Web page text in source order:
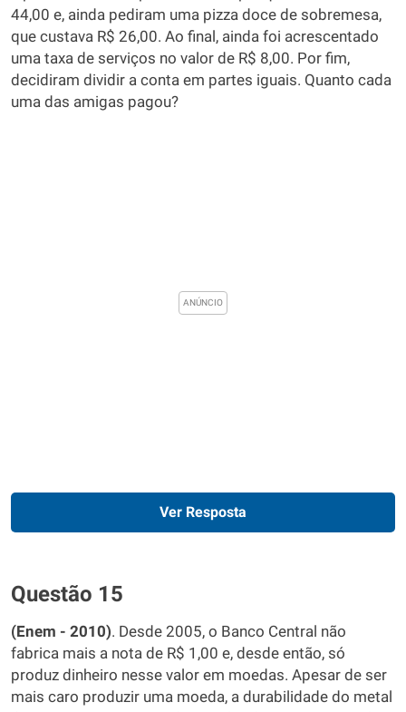
44,00 e, ainda pediram uma pizza doce de sobremesa,
que custava R$ 26,00. Ao final, ainda foi acrescentado
uma taxa de serviços no valor de R$ 8,00. Por fim,
decidiram dividir a conta em partes iguais. Quanto cada
uma das amigas pagou?
Ver Resposta
Questão 15
(Enem - 2010). Desde 2005, o Banco Central não
fabrica mais a nota de R$ 1,00 e, desde então, só
produz dinheiro nesse valor em moedas. Apesar de ser
mais caro produzir uma moeda, a durabilidade do metal